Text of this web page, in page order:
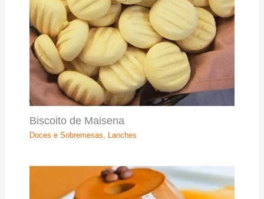
Biscoito de Maisena
Doces e Sobremesas, Lanches